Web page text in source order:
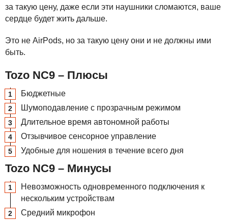
за такую цену, даже если эти наушники сломаются, ваше
сердце будет жить дальше.
Это не AirPods, но за такую цену они и не должны ими
быть.
Tozo NC9 – Плюсы
Бюджетные
Шумоподавление с прозрачным режимом
Длительное время автономной работы
Отзывчивое сенсорное управление
Удобные для ношения в течение всего дня
Tozo NC9 – Минусы
Невозможность одновременного подключения к
нескольким устройствам
Средний микрофон